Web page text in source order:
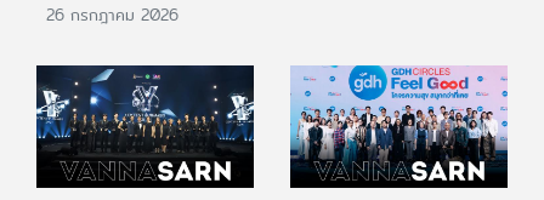
26 กรกฎาคม 2026